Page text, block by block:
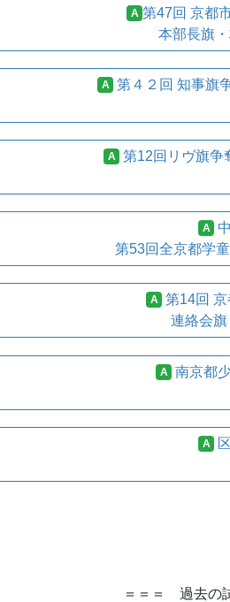
A 第47回 京都
本部長旗
A 第４２回 知事旗
A 第12回リヴ旗争
A
第53回全京都学
A
第14回
連絡会
A 南京都
A
＝＝＝ 過去の